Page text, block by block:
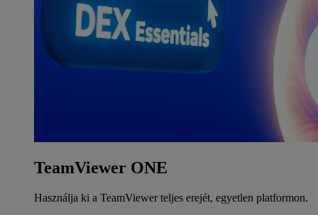
TeamViewer ONE
Használja ki a TeamViewer teljes erejét, egyetlen platformon.